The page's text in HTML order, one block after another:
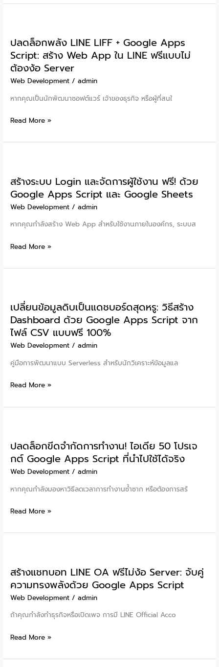
Deploy
ฟรี
100%
บน
Google
Script
(GAS)
จับ
ปลดล็อกพลัง LINE LIFF + Google Apps
Script: สร้าง Web App ใน LINE ฟรีแบบไม่
ต้องง้อ Server
Web Development /admin
หากคุณเป็นนักพัฒนาซอฟต์แวร์ เจ้าของธุรกิจ หรือผู้ที่สนใ
ปลด
พลัง
+
Google
Apps
สร้าง
Web
ใน
แบบ
ไม่
ต้อง
Read More »
สร้างระบบ Login และจัดการผู้ใช้งาน ฟรี! ด้วย
Google Apps Script และ Google Sheets
Web Development /admin
หากคุณกำลังสร้าง Web App สำหรับใช้งานภายในองค์กร, ระบบส
สร้าง
Login
ผู้
ใช้
งาน
ฟรี!
Google
Apps
และ
Read More »
เปลี่ยนข้อมูลดิบเป็นแดชบอร์ดสุดหรู: วิธีสร้าง
Dashboard ด้วย Google Apps Script จาก
ไฟล์ CSV แบบฟรี 100%
Web Development /admin
คู่มือการพัฒนาแบบ Serverless สำหรับนักวิเคราะห์ข้อมูลแล
เปลี่ยน
ดิบ
ช
บอร์ด
สุด
วิธี
สร้าง
ด้วย
Script
จาก
ไฟล์
แบบ
100%
Read More »
ปลดล็อกขีดจำกัดการทำงาน! ไอเดีย 50 โปรเจ
กต์ Google Apps Script ที่นำไปใช้ได้จริง
Web Development /admin
หากคุณกำลังมองหาวิธีลดเวลาการทำงานซ้ำซาก หรือต้องการสร้
ปลด
ขีด
ทำงาน!
ไอ
เดีย
เจ
Google
Read More »
สร้างแชทบอท LINE OA ฟรีไม่ง้อ Server: จับคู่
ความทรงพลังด้วย Google Apps Script
Web Development /admin
ถ้าคุณกำลังทำธุรกิจหรือเปิดเพจ การมี LINE Official Acco
สร้าง
ทบอท
Read More »